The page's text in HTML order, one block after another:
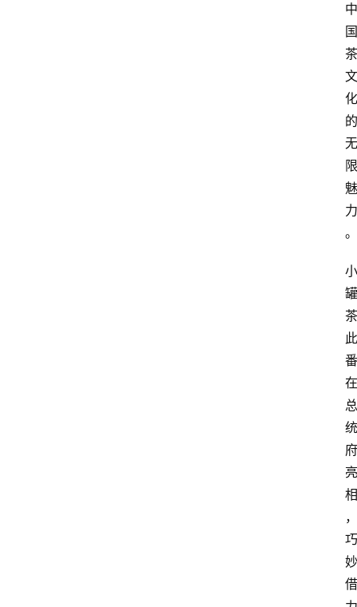
中
国
茶
文
化
的
无
限
魅
力
。
小
罐
茶
此
番
在
总
统
府
亮
相
，
巧
妙
借